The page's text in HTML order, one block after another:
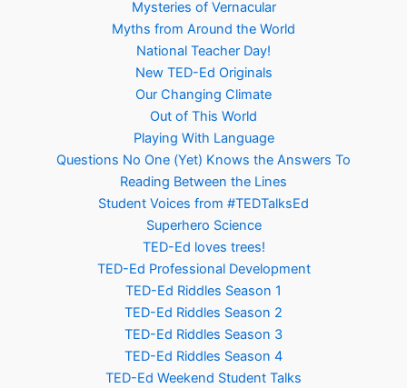
Mysteries of Vernacular
Myths from Around the World
National Teacher Day!
New TED-Ed Originals
Our Changing Climate
Out of This World
Playing With Language
Questions No One (Yet) Knows the Answers To
Reading Between the Lines
Student Voices from #TEDTalksEd
Superhero Science
TED-Ed loves trees!
TED-Ed Professional Development
TED-Ed Riddles Season 1
TED-Ed Riddles Season 2
TED-Ed Riddles Season 3
TED-Ed Riddles Season 4
TED-Ed Weekend Student Talks